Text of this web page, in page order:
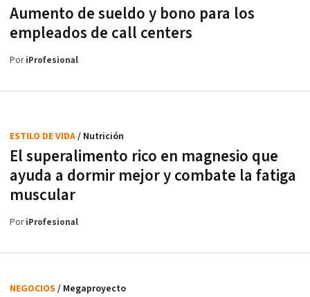
Aumento de sueldo y bono para los
empleados de call centers
PoriProfesional
El superalimento rico en magnesio que
ayuda a dormir mejor y combate la fatiga
muscular
ESTILO DE VIDA/ Nutrición
PoriProfesional
NEGOCIOS / Megaproyecto